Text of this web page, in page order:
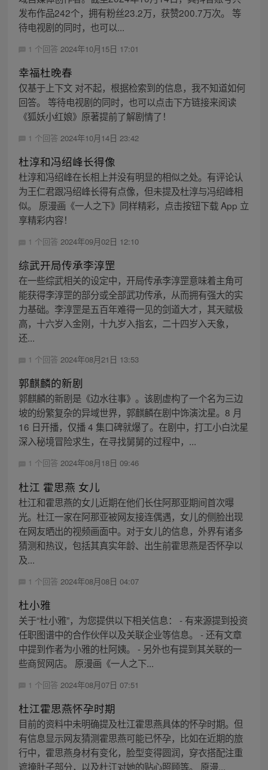
发布作品242个，拥有粉丝23.2万，获赞200.7万次。 等
待电视剧的同时，也可以...
1 个回答 2024年10月15日 17:01
幸福杜晚春
仅基于上下文 对不起，根据检索到的信息，我不知道如何
回答。 等待电视剧的同时，也可以点击下方链接来阅读
《狐妖小红娘》原著提前了解剧情了！
1 个回答 2024年10月14日 23:42
杜淳和冯绍峰长得像
杜淳和冯绍峰在长相上并没有明显的相似之处。有评论认
为王仁君跟冯绍峰长得有点像，但未提及杜淳与冯绍峰相
似。 原漫画《一人之下》同样精彩，点击按钮下载 App 立
享精彩内容！
1 个回答 2024年09月02日 12:10
综武开局传承李淳罡
在一些综武相关的设定中，开局传承李淳罡意味着主角可
能获得李淳罡的部分或全部武功传承，从而拥有强大的实
力基础。李淳罡是五百年难得一见的剑道大才，其天赋极
高，十六岁入金刚，十九岁入指玄，二十四岁入天象，
还...
1 个回答 2024年08月21日 13:53
郭麒麟的新剧
郭麒麟的新剧是《边水往事》。该剧虚构了一个名为三边
坡的纷繁复杂的异域世界，郭麒麟在剧中饰演沈星。8 月
16 日开播，仅播 4 集口碑就爆了。在剧中，打工小白沈星
深入秘境冒险求生，在寻找舅舅的过程中，...
1 个回答 2024年08月18日 09:46
杜江 霍思燕 女儿
杜江和霍思燕的女儿近期在他们长住阿那亚期间首次曝
光。杜江一家在阿那亚被网友接连偶遇，女儿的侧脸出现
在网友晒出的视频画面中。对于女儿的信息，外界有诸多
猜测和热议，包括其真实年龄、出生前霍思燕是否怀孕以
及...
1 个回答 2024年08月08日 04:07
杜小雅
关于“杜小雅”，为您提供以下相关信息： - 有来源提到投资
任职图谱中的合作伙伴以及关联企业等信息。 - 还有文章
中提到作者为小雅的杜阿姨。 - 另外也有提到其关联的一
些商贸网店。 原漫画《一人之下...
1 个回答 2024年08月07日 07:51
杜江霍思燕怀孕时期
目前的资料中未明确提及杜江霍思燕具体的怀孕时期。但
有信息显示网友猜测霍思燕可能已怀孕，比如在近期的旅
行中，霍思燕身材有变化，脸型变得圆润，穿衣搭配注重
遮掩肚子部分，以及杜江对她的贴心照顾等。 原漫...